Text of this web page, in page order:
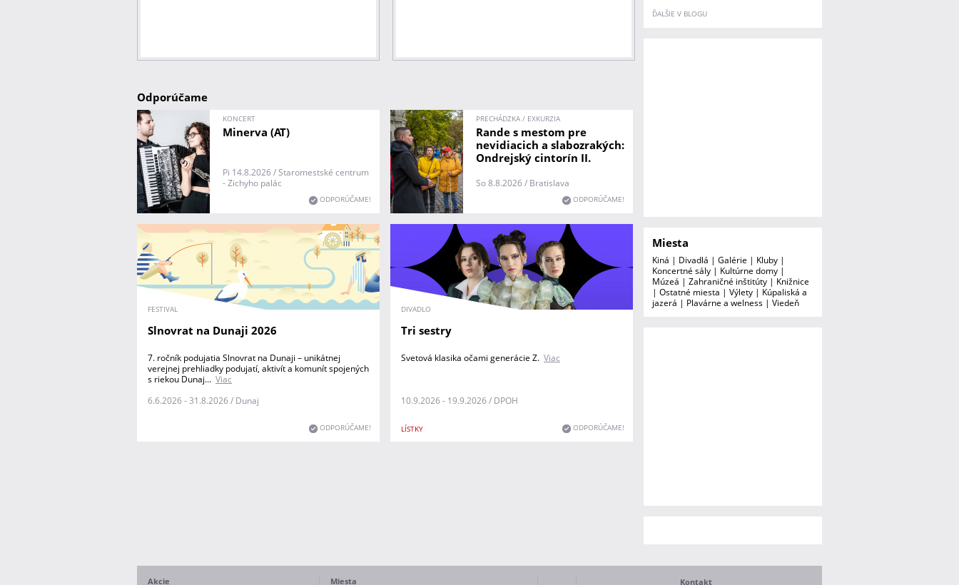
Odporúčame
KONCERT
Minerva (AT)
Pi 14.8.2026 / Staromestské centrum
- Zichyho palác
ODPORÚČAME!
PRECHÁDZKA / EXKURZIA
Rande s mestom pre
nevidiacich a slabozrakých:
Ondrejský cintorín II.
So 8.8.2026 / Bratislava
ODPORÚČAME!
FESTIVAL
Slnovrat na Dunaji 2026
7. ročník podujatia Slnovrat na Dunaji – unikátnej
verejnej prehliadky podujatí, aktivít a komunít spojených
s riekou Dunaj... Viac
6.6.2026 - 31.8.2026 / Dunaj
ODPORÚČAME!
DIVADLO
Tri sestry
LÍSTKY
Svetová klasika očami generácie Z. Viac
10.9.2026 - 19.9.2026 / DPOH
ODPORÚČAME!
ĎALŠIE V BLOGU
Miesta
Kiná | Divadlá | Galérie | Kluby |
Koncertné sály | Kultúrne domy |
Múzeá | Zahraničné inštitúty | Knižnice
| Ostatné miesta | Výlety | Kúpaliská a
jazerá | Plavárne a welness | Viedeň
Akcie Miesta Kontakt